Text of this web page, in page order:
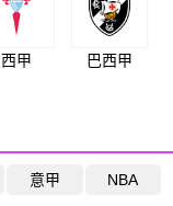
西甲 巴西甲
意甲 NBA